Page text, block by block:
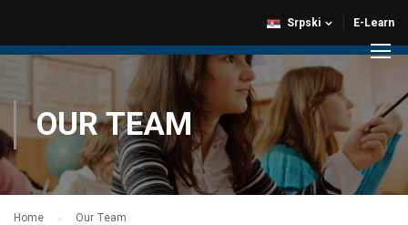
E-Learn
Srpski
OUR TEAM
Home Our Team